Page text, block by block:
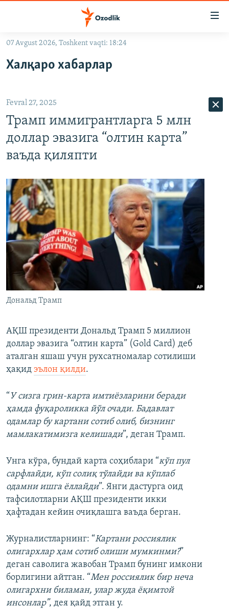
Асосий
навигацияга
Қидиришга
ўтинг
OZODVIDEO
На русском
ИЖТИМОИЙ ТАРМОҚЛАР
Озодлик бошқа тилларда
07 Avgust 2026, Toshkent vaqti: 18:24
Халқаро хабарлар
Fevral 27, 2025
Трамп иммигрантларга 5 млн
доллар эвазига “олтин карта”
ваъда қиляпти
Дональд Трамп
АҚШ президенти Дональд Трамп 5 миллион
доллар эвазига “олтин карта” (Gold Card) деб
аталган яшаш учун рухсатномалар сотилиши
ҳақид эълон қилди.
“ У сизга грин-карта имтиёзларини беради
ҳамда фуқароликка йўл очади. Бадавлат
одамлар бу картани сотиб олиб, бизнинг
мамлакатимизга келишади”, деган Трамп.
Унга кўра, бундай карта соҳиблари “кўп пул
сарфлайди, кўп солиқ тўлайди ва кўплаб
одамни ишга ёллайди”. Янги дастурга оид
тафсилотларни АҚШ президенти икки
ҳафтадан кейин очиқлашга ваъда берган.
Журналистларнинг: “Картани россиялик
олигархлар ҳам сотиб олиши мумкинми?”
деган саволига жавобан Трамп бунинг имкони
борлигини айтган. “Мен россиялик бир неча
олигархни биламан, улар жуда ёқимтой
инсонлар”, дея қайд этган у.